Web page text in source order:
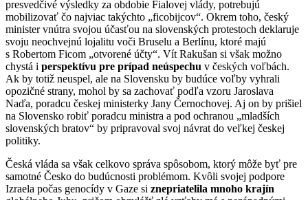
presvedčivé výsledky za obdobie Fialovej vlády, potrebujú
mobilizovať čo najviac takýchto „ficobijcov“. Okrem toho, český
minister vnútra svojou účasťou na slovenských protestoch deklaruje
svoju neochvejnú lojalitu voči Bruselu a Berlínu, ktoré majú
s Robertom Ficom „otvorené účty“. Vít Rakušan si však možno
chystá i perspektívu pre prípad neúspechu v českých voľbách.
Ak by totiž neuspel, ale na Slovensku by budúce voľby vyhrali
opozičné strany, mohol by sa zachovať podľa vzoru Jaroslava
Naďa, poradcu českej ministerky Jany Černochovej. Aj on by prišiel
na Slovensko robiť poradcu ministra a pod ochranou „mladších
slovenských bratov“ by pripravoval svoj návrat do veľkej českej
politiky.
Česká vláda sa však celkovo správa spôsobom, ktorý môže byť pre
samotné Česko do budúcnosti problémom. Kvôli svojej podpore
Izraela počas genocídy v Gaze si znepriatelila mnoho krajín